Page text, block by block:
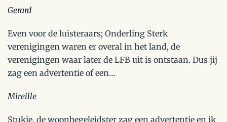
Gerard
Even voor de luisteraars; Onderling Sterk
verenigingen waren er overal in het land, de
verenigingen waar later de LFB uit is ontstaan. Dus jij
zag een advertentie of een…
Mireille
Stukje, de woonbegeleidster zag een advertentie en ik